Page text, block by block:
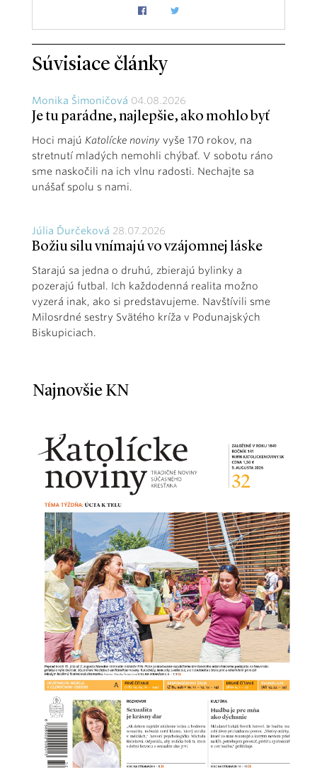
Súvisiace články
Monika Šimoničová 04.08.2026
Je tu parádne, najlepšie, ako mohlo byť
Hoci majú Katolícke noviny vyše 170 rokov, na
stretnutí mladých nemohli chýbať. V sobotu ráno
sme naskočili na ich vlnu radosti. Nechajte sa
unášať spolu s nami.
Júlia Ďurčeková 28.07.2026
Božiu silu vnímajú vo vzájomnej láske
Starajú sa jedna o druhú, zbierajú bylinky a
pozerajú futbal. Ich každodenná realita možno
vyzerá inak, ako si predstavujeme. Navštívili sme
Milosrdné sestry Svätého kríža v Podunajských
Biskupiciach.
Najnovšie KN